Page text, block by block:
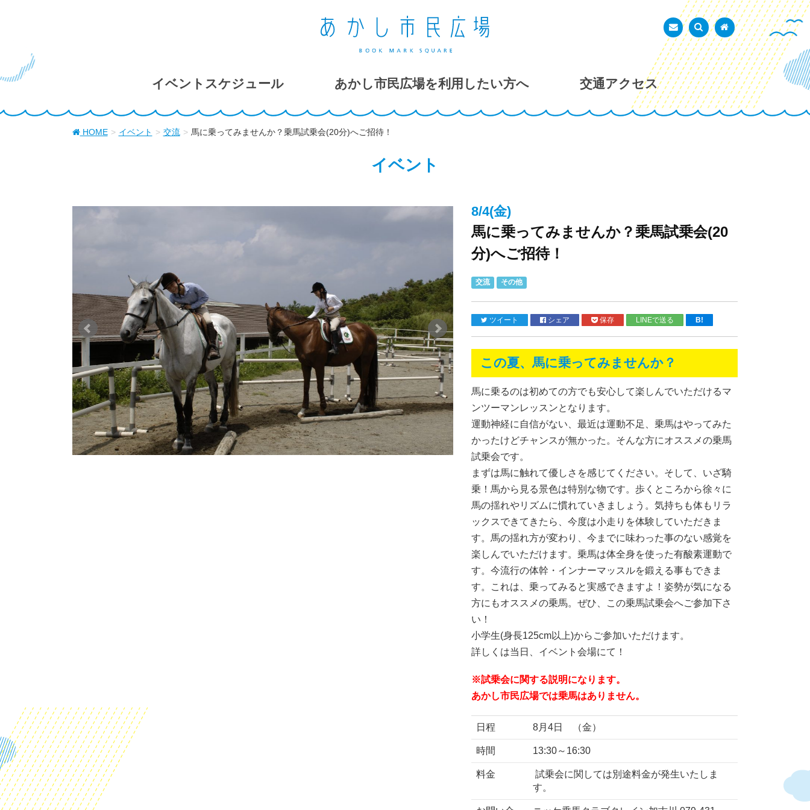
あかし市民広場
お問い合わせ
検索を表示トップページ
イベントスケジュール あかし市民広場を利用したい方へ 交通アクセス
HOME イベント 交流 馬に乗ってみませんか？乗馬試乗会(20分)へご招待！
イベント
8/4(金)
馬に乗ってみませんか？乗馬試乗会(20
分)へご招待！
交流 その他
ツイート シェア 保存 LINEで送る B!
この夏、馬に乗ってみませんか？
馬に乗るのは初めての方でも安心して楽しんでいただけるマ
ンツーマンレッスンとなります。
運動神経に自信がない、最近は運動不足、乗馬はやってみた
かったけどチャンスが無かった。そんな方にオススメの乗馬
試乗会です。
まずは馬に触れて優しさを感じてください。そして、いざ騎
乗！馬から見る景色は特別な物です。歩くところから徐々に
馬の揺れやリズムに慣れていきましょう。気持ちも体もリラ
ックスできてきたら、今度は小走りを体験していただきま
す。馬の揺れ方が変わり、今までに味わった事のない感覚を
楽しんでいただけます。乗馬は体全身を使った有酸素運動で
す。今流行の体幹・インナーマッスルを鍛える事もできま
す。これは、乗ってみると実感できますよ！姿勢が気になる
方にもオススメの乗馬。ぜひ、この乗馬試乗会へご参加下さ
い！
小学生(身長125cm以上)からご参加いただけます。
詳しくは当日、イベント会場にて！
※試乗会に関する説明になります。
あかし市民広場では乗馬はありません。
日程 8月4日 （金）
時間 13:30～16:30
料金
試乗会に関しては別途料金が発生いたしま
す。